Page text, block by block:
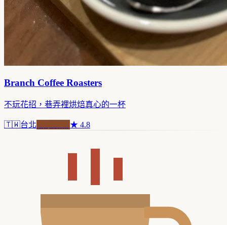
Branch Coffee Roasters
不玩花招，巷弄裡烘焙真心的一杯
🇹🇼台北 ★ 4.8